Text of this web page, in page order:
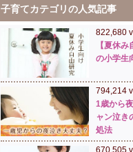
子育てカテゴリの人気記事
822,680
【夏休
の小学生
794,214
1歳から
ャン泣き
処法
670,505